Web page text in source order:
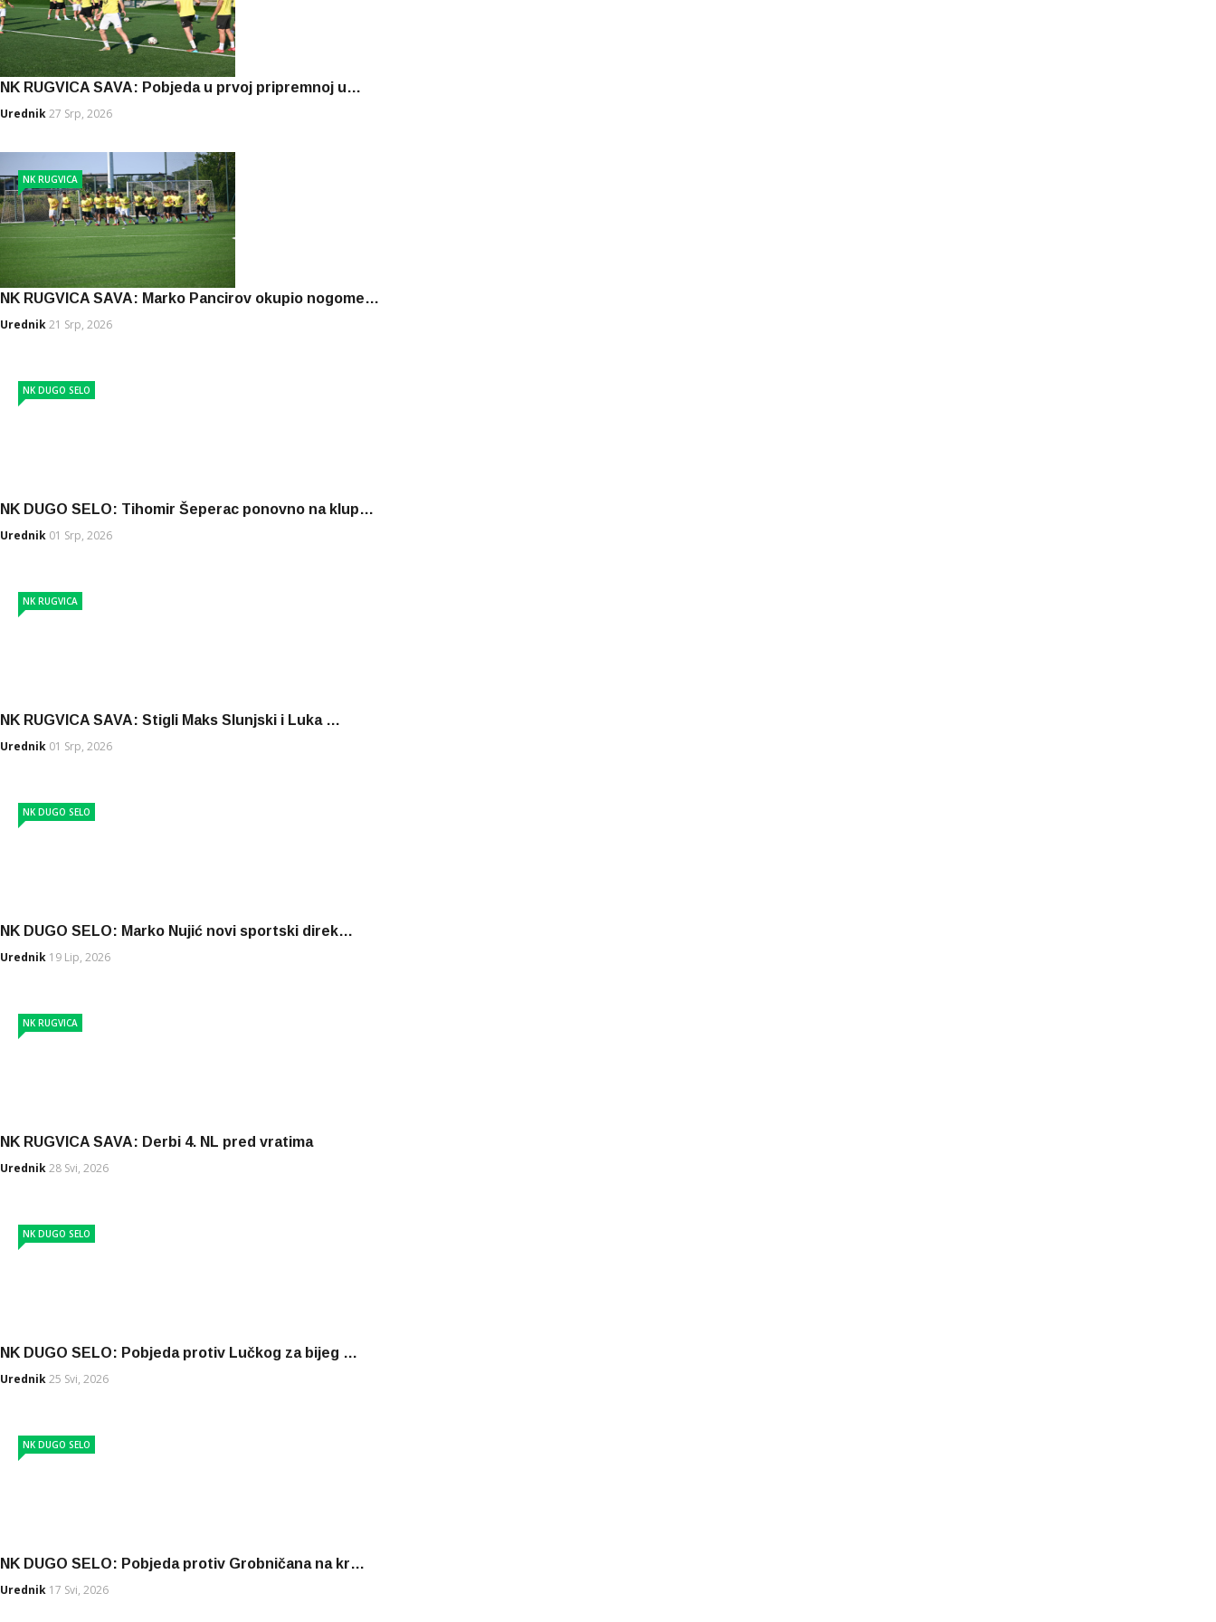
NK RUGVICA SAVA: Pobjeda u prvoj pripremnoj u…
Urednik27 Srp, 2026
NK RUGVICA SAVA: Marko Pancirov okupio nogome…
Urednik21 Srp, 2026
NK RUGVICA
NK DUGO SELO: Tihomir Šeperac ponovno na klup…
Urednik 01 Srp, 2026
NK DUGO SELO
NK RUGVICA SAVA: Stigli Maks Slunjski i Luka …
Urednik 01 Srp, 2026
NK RUGVICA
NK DUGO SELO: Marko Nujić novi sportski direk…
Urednik 19 Lip, 2026
NK DUGO SELO
NK RUGVICA SAVA: Derbi 4. NL pred vratima
Urednik28 Svi, 2026
NK RUGVICA
NK DUGO SELO: Pobjeda protiv Lučkog za bijeg …
Urednik25 Svi, 2026
NK DUGO SELO
NK DUGO SELO: Pobjeda protiv Grobničana na kr…
Urednik 17 Svi, 2026
NK DUGO SELO